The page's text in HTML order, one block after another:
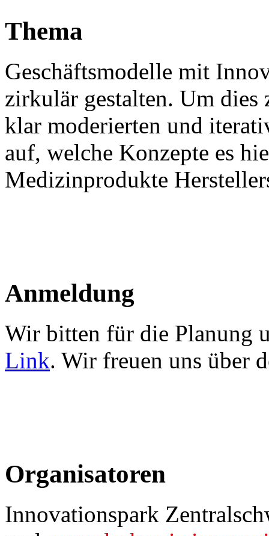
Thema
Geschäftsmodelle mit
zirkulär gestalten. Um dies
klar moderierten und
auf, welche Konzepte es
Medizinprodukte
Anmeldung
Wir bitten für die Planung
Link. Wir freuen uns über
Organisatoren
Innovationspark